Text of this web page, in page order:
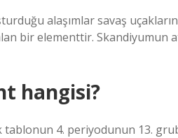
alaşımlar savaş
bir elementtir. Skandiyumun
hangisi?
tablonun 4. periyodunun 13.